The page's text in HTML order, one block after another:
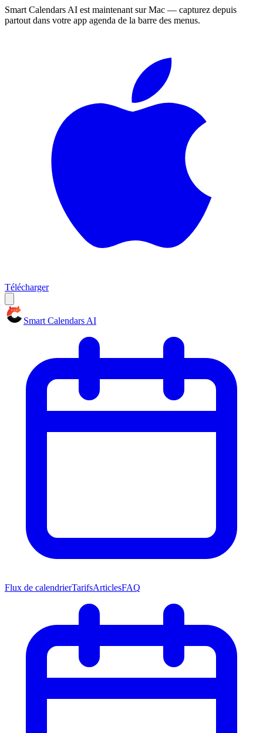
Smart Calendars AI est maintenant sur Mac — capturez depuis
partout dans votre app agenda de la barre des menus.
Télécharger
Smart Calendars AI
Flux de calendrierTarifsArticlesFAQ